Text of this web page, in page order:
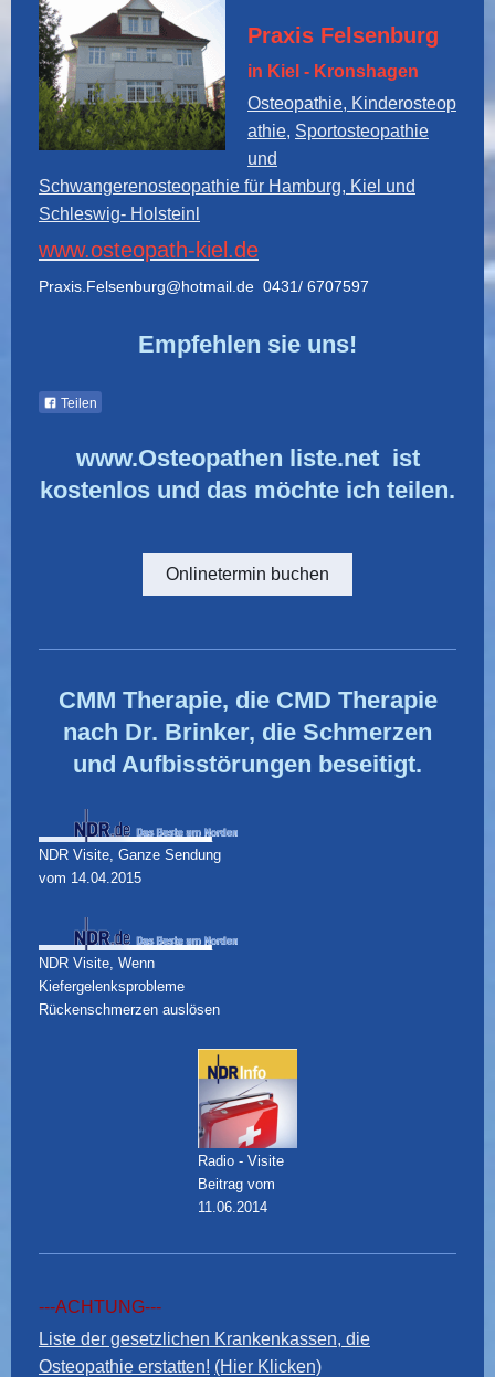
Praxis Felsenburg
in Kiel - Kronshagen
Osteopathie, Kinderosteop
athie, Sportosteopathie
und
Schwangerenosteopathie für Hamburg, Kiel und
Schleswig- Holstein
www.osteopath-kiel.de
Praxis.Felsenburg@hotmail.de 0431/ 6707597
Empfehlen sie uns!
Teilen
www.Osteopathen liste.net ist
kostenlos und das möchte ich teilen.
Onlinetermin buchen
CMM Therapie, die CMD Therapie
nach Dr. Brinker, die Schmerzen
und Aufbisstörungen beseitigt.
NDR Visite, Ganze Sendung
vom 14.04.2015
NDR Visite, Wenn
Kiefergelenksprobleme
Rückenschmerzen auslösen
Radio - Visite
Beitrag vom
11.06.2014
---ACHTUNG---
Liste der gesetzlichen Krankenkassen, die
Osteopathie erstatten! (Hier Klicken)